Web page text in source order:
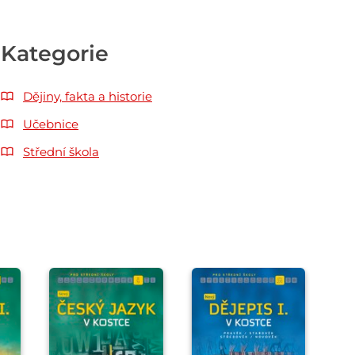
Kategorie
Dějiny, fakta a historie
Učebnice
Střední škola